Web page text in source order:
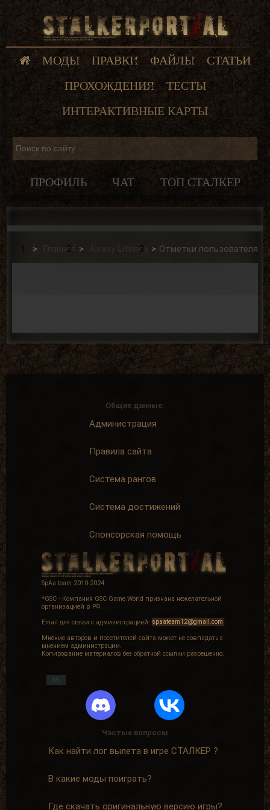
МОДЫ ПРАВКИ ФАЙЛЫ
СТАТЬИ
ПРОХОЖДЕНИЯ
ТЕСТЫ
ИНТЕРАКТИВНЫЕ КАРТЫ
ПРОФИЛЬ ЧАТ ТОП СТАЛКЕР
Главная Alexey Litvinov Отметки пользователя
Общие данные:
Администрация
Правила сайта
Система рангов
Система достижений
Спонсорская помощь
SpAa team 2010-2024
*GSC - Компания GSC Game World признана нежелательной
организацией в РФ.
Email для связи с администрацией: spaateam12@gmail.com
Мнение авторов и посетителей сайта может не совпадать с
мнением администрации.
Копирование материалов без обратной ссылки разрешенно.
16+
Частые вопросы
Как найти лог вылета в игре СТАЛКЕР ?
В какие моды поиграть?
Где скачать оригинальную версию игры?